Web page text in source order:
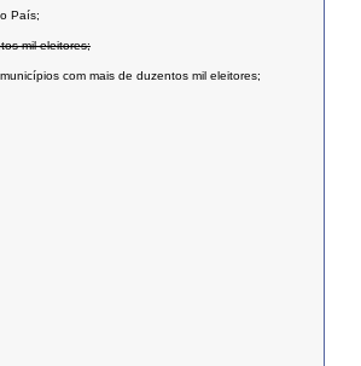
País;
mil eleitores;
com mais de duzentos mil eleitores;